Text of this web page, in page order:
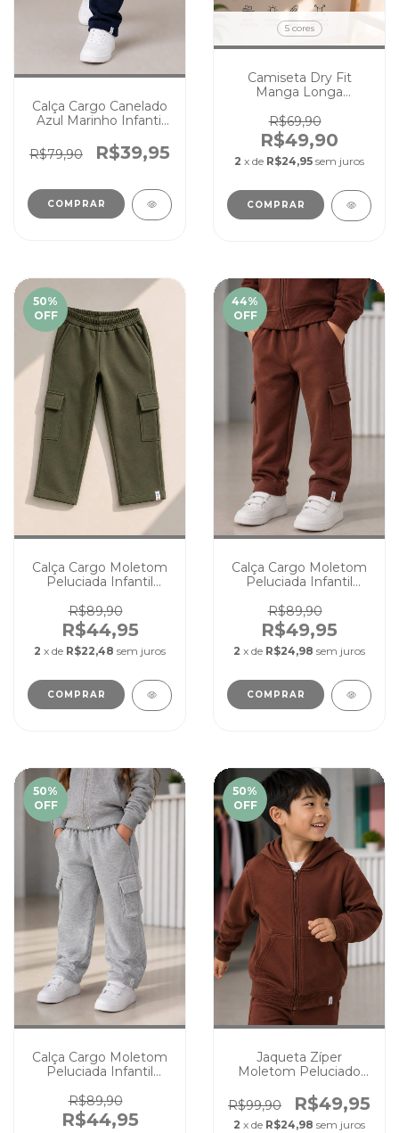
Calça Cargo Canelado
Azul Marinho Infantil
Essenciais Menino
Menina
R$79,90 R$39,95
COMPRAR
5 cores
Camiseta Dry Fit
Manga Longa
Menino Menina
Atividade Física
R$69,90
R$49,90
2 x de R$24,95 sem juros
COMPRAR
50%
OFF
Calça Cargo Moletom
Peluciada Infantil
R$89,90
R$44,95
2 x de R$22,48 sem juros
COMPRAR
44%
OFF
Calça Cargo Moletom
Peluciada Infantil
Chocolate
R$89,90
R$49,95
2 x de R$24,98 sem juros
COMPRAR
50%
OFF
Calça Cargo Moletom
Peluciada Infantil
Mescla
R$89,90
R$44,95
50%
OFF
Jaqueta Zíper
Moletom Peluciado
Chocolate
R$99,90 R$49,95
2 x de R$24,98 sem juros